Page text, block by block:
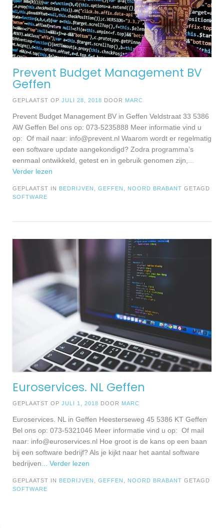
Prevent Budget Management BV
Geffen
GEPLAATST OP JULI 28, 2018 DOOR MARC
Prevent Budget Management BV in Geffen Veldstraat 33 5386
AW Geffen Bel ons op: 073-5235888 Meer informatie vind u
op: Of mail naar: info@prevent.nl Waarom wordt er regelmatig
een software update aangekondigd? Zodra programma’s
eenmaal ontwikkeld, getest en in gebruik genomen zijn,...
Verder lezen
GEPLAATST IN BEDRIJVEN GEFFEN NOORD BRABANT GETAGD
SOFTWARE
Euroservices. NL Geffen
GEPLAATST OP JULI 1, 2018 DOOR MARC
Euroservices. NL in Geffen Heesterseweg 45 5386 KT Geffen
Bel ons op: 073-5321046 Meer informatie vind u op: Of mail
naar: info@euroservices.nl Hoe groot is de kans op een baan
bij een software bedrijf? Als je kijkt naar het aantal software
bedrijven... Verder lezen
GEPLAATST IN BEDRIJVEN GEFFEN NOORD BRABANT GETAGD
SOFTWARE